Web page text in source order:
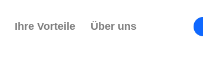
Ihre Vorteile Über uns